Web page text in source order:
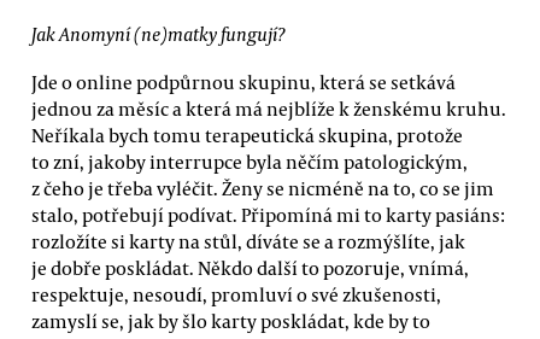
Jak Anomyní (ne)matky fungují?
Jde o online podpůrnou skupinu, která se setkává
jednou za měsíc a která má nejblíže k ženskému kruhu.
Neříkala bych tomu terapeutická skupina, protože
to zní, jakoby interrupce byla něčím patologickým,
z čeho je třeba vyléčit. Ženy se nicméně na to, co se jim
stalo, potřebují podívat. Připomíná mi to karty pasiáns:
rozložíte si karty na stůl, díváte se a rozmýšlíte, jak
je dobře poskládat. Někdo další to pozoruje, vnímá,
respektuje, nesoudí, promluví o své zkušenosti,
zamyslí se, jak by šlo karty poskládat, kde by to